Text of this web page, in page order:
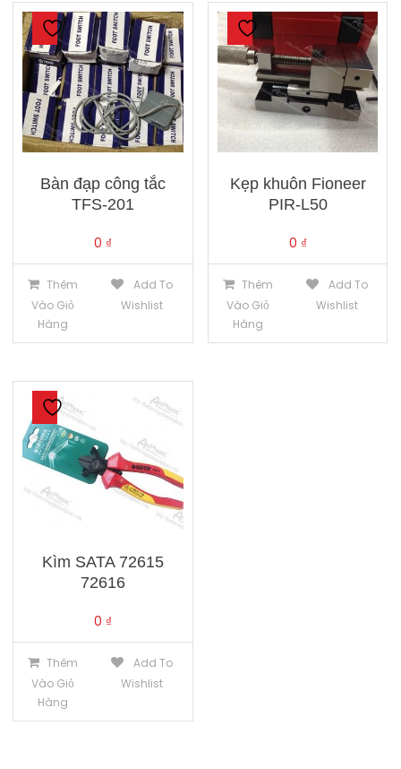
Bàn đạp công tắc
TFS-201
0 ₫
Thêm
Vào Giỏ
Hàng
Add To
Wishlist
Kẹp khuôn Fioneer
PIR-L50
0 ₫
Thêm
Vào Giỏ
Hàng
Add To
Wishlist
Kìm SATA 72615
72616
0 ₫
Thêm
Vào Giỏ
Hàng
Add To
Wishlist